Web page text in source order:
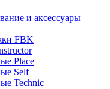
и аксессуары
FBK
Place
Self
Technic